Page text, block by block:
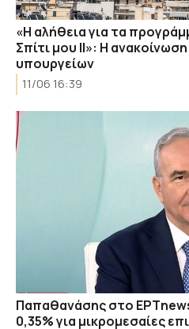
«Η αλήθεια για τα
Σπίτι μου ΙΙ»: Η
υπουργείων
11/06 16:39
Παπαθανάσης στο
0,35% για μικρομεσαίες